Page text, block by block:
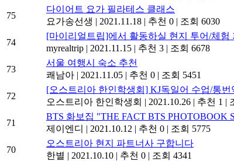
75
다이어트 요가 필라테스 클래스
요가송선생 | 2021.11.18 | 추천 0 | 조회 6030
74
[마이리얼트립]에서 활동하실 현지 투어/체험
myrealtrip | 2021.11.15 | 추천 3 | 조회 6678
73
서울 여행시 숙소 추천
쾌남아 | 2021.11.05 | 추천 0 | 조회 5451
72
[오스트리아 한인학생회] KJ독일어 수업/통번
오스트리아 한인학생회 | 2021.10.26 | 추천 1 |
71
BTS 화보집 "THE FACT BTS PHOTOBOOK
제이엔디 | 2021.10.12 | 추천 0 | 조회 5775
70
오스트리아 현지 파트너사 구합니다
한별 | 2021.10.10 | 추천 0 | 조회 4341